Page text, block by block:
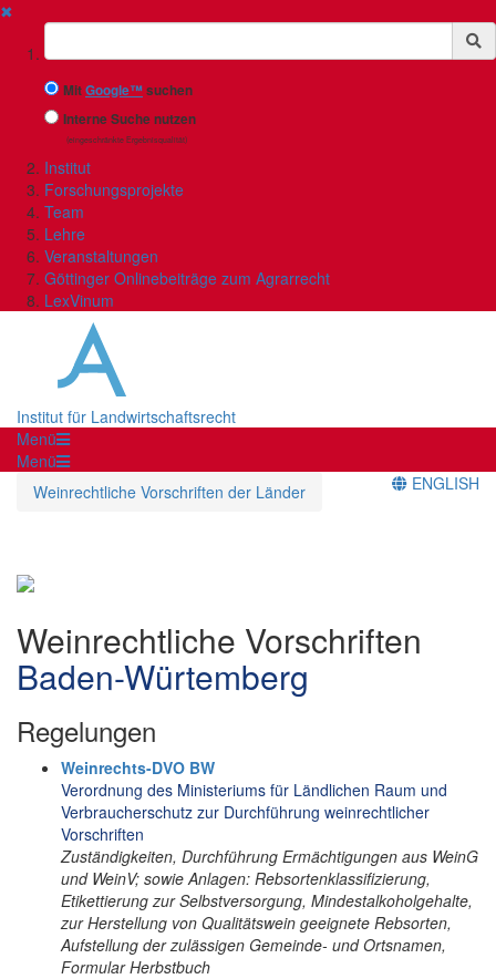
✖
Suchbegriff
MitGoogle™suchen
Interne Suche nutzen
(eingeschränkte Ergebnisqualität)
Institut
Forschungsprojekte
Team
Lehre
Veranstaltungen
Göttinger Onlinebeiträge zum Agrarrecht
LexVinum
Institut für Landwirtschaftsrecht
Menü
Menü
Weinrechtliche Vorschriften der Länder
ENGLISH
Weinrechtliche Vorschriften
Baden-Würtemberg
Regelungen
Weinrechts-DVO BW
Verordnung des Ministeriums für Ländlichen Raum und
Verbraucherschutz zur Durchführung weinrechtlicher
Vorschriften
Zuständigkeiten, Durchführung Ermächtigungen aus WeinG
und WeinV; sowie Anlagen: Rebsortenklassifizierung,
Etikettierung zur Selbstversorgung, Mindestalkoholgehalte,
zur Herstellung von Qualitätswein geeignete Rebsorten,
Aufstellung der zulässigen Gemeinde- und Ortsnamen,
Formular Herbstbuch